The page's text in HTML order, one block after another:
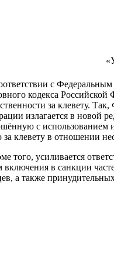
с
кодекса
за клевету.
излагается в новой
с использованием
за клевету в отношении
того, усиливается
включения в санкции
а также